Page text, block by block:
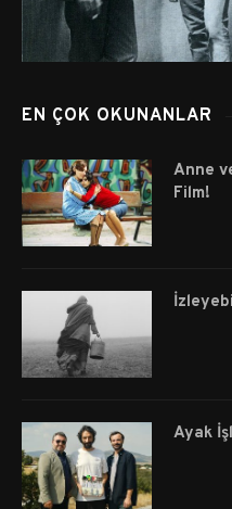
EN ÇOK OKUNANLAR
Anne
Film!
Ayak